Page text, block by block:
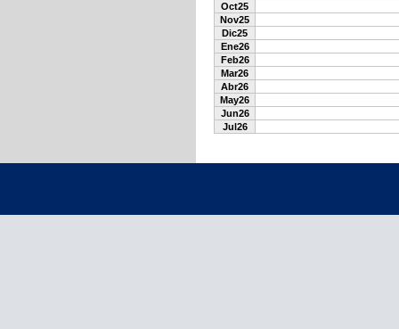
Oct25
Nov25
Dic25
Ene26
Feb26
Mar26
Abr26
May26
Jun26
Jul26